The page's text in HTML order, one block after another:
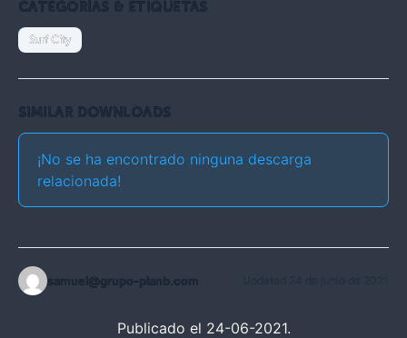
CATEGORÍAS & ETIQUETAS
Surf City
SIMILAR DOWNLOADS
¡No se ha encontrado ninguna descarga
relacionada!
samuel@grupo-planb.com
Publicado el 24-06-2021.